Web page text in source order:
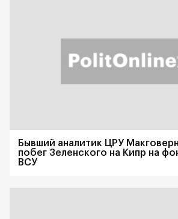
Бывший аналитик ЦРУ
побег Зеленского на Кипр на
ВСУ